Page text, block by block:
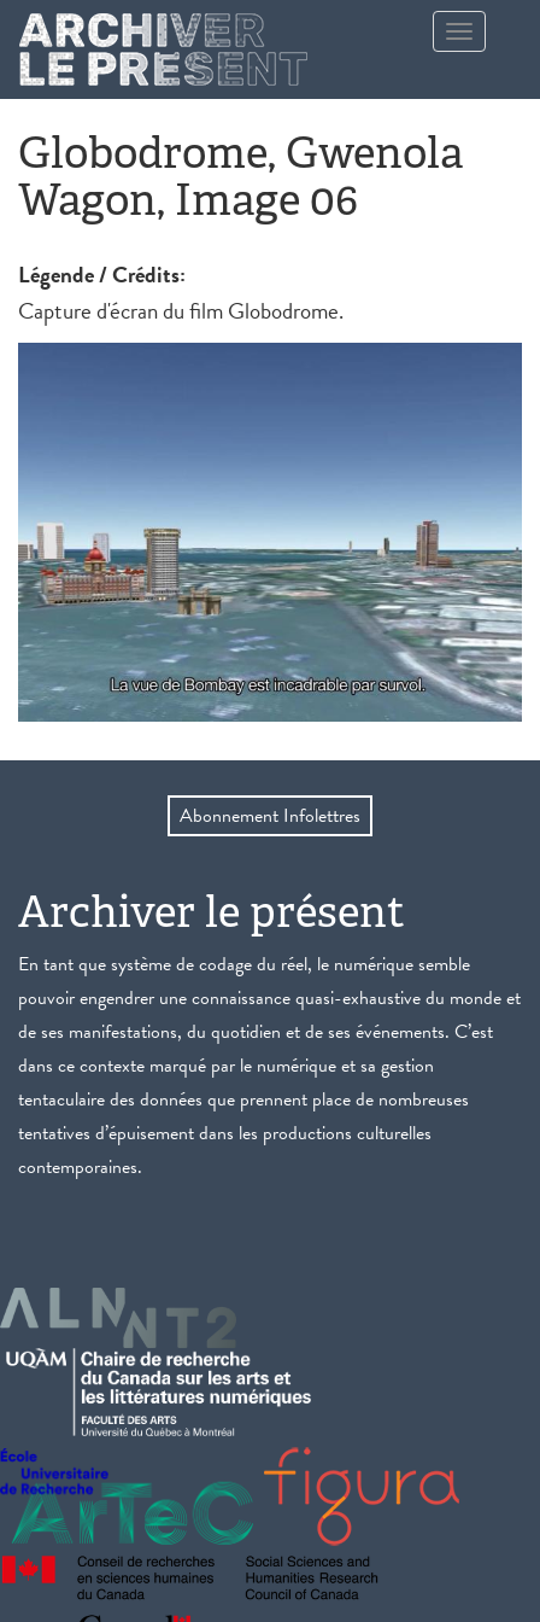
Aller au contenu principal
Toggle
navigation
Globodrome, Gwenola
Wagon, Image 06
Légende / Crédits:
Capture d'écran du film Globodrome.
Abonnement Infolettres
Archiver le présent
En tant que système de codage du réel, le numérique semble
pouvoir engendrer une connaissance quasi-exhaustive du monde et
de ses manifestations, du quotidien et de ses événements. C’est
dans ce contexte marqué par le numérique et sa gestion
tentaculaire des données que prennent place de nombreuses
tentatives d’épuisement dans les productions culturelles
contemporaines.